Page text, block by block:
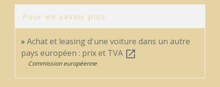
Pour en savoir plus
Achat et leasing d'une voiture dans un autre
pays européen : prix et TVA open_in_new
Commission européenne